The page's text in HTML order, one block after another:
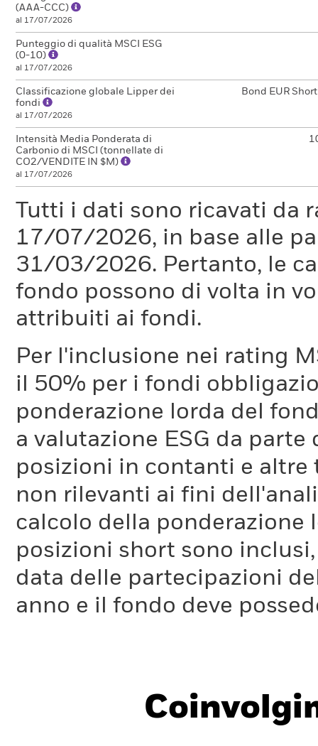
(AAA-CCC)
al 17/07/2026
Punteggio di qualità MSCI ESG
(0-10)
al 17/07/2026
Classificazione globale Lipper dei
fondi
al 17/07/2026
Bond EUR
Intensità Media Ponderata di
Carbonio di MSCI (tonnellate di
CO2/VENDITE IN $M)
al 17/07/2026
Tutti i dati sono ricavati da
17/07/2026, in base alle
31/03/2026. Pertanto, le
fondo possono di volta in
attribuiti ai fondi.
Per l'inclusione nei rating
il 50% per i fondi
ponderazione lorda del
a valutazione ESG da parte
posizioni in contanti e
non rilevanti ai fini
calcolo della ponderazione
posizioni short sono
data delle partecipazioni
anno e il fondo deve